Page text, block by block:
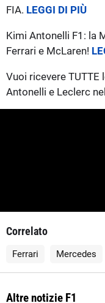
FIA. LEGGI DI PIÙ
Kimi Antonelli F1: la
Ferrari e McLaren!
Vuoi ricevere
Antonelli e Leclerc
Correlato
Ferrari Mercedes
Altre notizie F1